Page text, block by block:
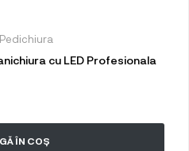
cu LED Profesionala
ÎN COȘ